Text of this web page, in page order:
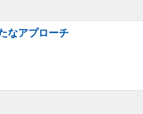
なアプローチ